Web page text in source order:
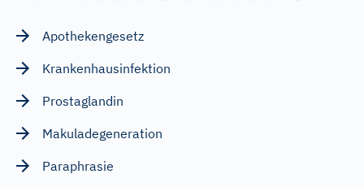
Apothekengesetz
Krankenhausinfektion
Prostaglandin
Makuladegeneration
Paraphrasie